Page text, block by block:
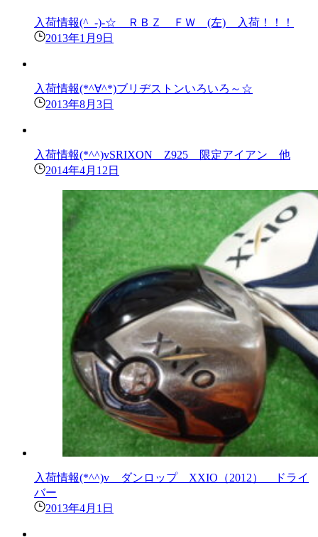
入荷情報(^_-)-☆ ＲＢＺ ＦＷ (左) 入荷！！！
2013年1月9日
入荷情報(*^∀^*)ブリヂストンいろいろ～☆
2013年8月3日
入荷情報(*^^)vSRIXON Z925 限定アイアン 他
2014年4月12日
入荷情報(*^^)v ダンロップ XXIO（2012） ドライ
バー
2013年4月1日